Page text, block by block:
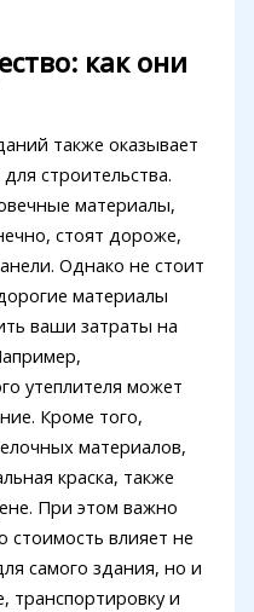
как они
также оказывает
строительства.
материалы,
стоят дороже,
Однако не стоит
материалы
ваши затраты на
утеплителя может
Кроме того,
материалов,
краска, также
При этом важно
стоимость влияет не
самого здания, но и
транспортировку и